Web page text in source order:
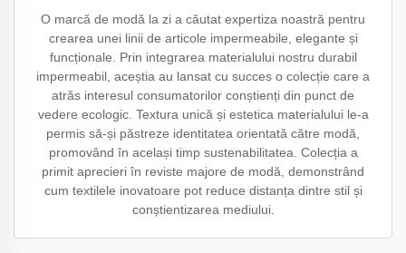
O marcă de modă la zi a căutat expertiza noastră pentru
crearea unei linii de articole impermeabile, elegante și
funcționale. Prin integrarea materialului nostru durabil
impermeabil, aceștia au lansat cu succes o colecție care a
atrăs interesul consumatorilor conștienți din punct de
vedere ecologic. Textura unică și estetica materialului le-a
permis să-și păstreze identitatea orientată către modă,
promovând în același timp sustenabilitatea. Colecția a
primit aprecieri în reviste majore de modă, demonstrând
cum textilele inovatoare pot reduce distanța dintre stil și
conștientizarea mediului.